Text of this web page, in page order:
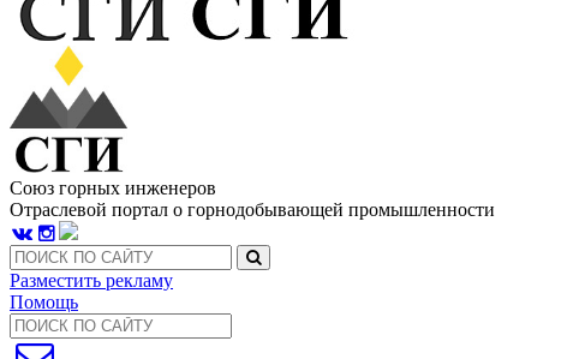
Союз горных инженеров
Отраслевой портал о горнодобывающей промышленности
Разместить рекламу
Помощь